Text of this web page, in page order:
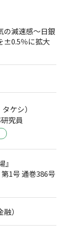
の減速感～日銀
±0.5％に拡大
ケシ）
究員
1号 通巻386号
）